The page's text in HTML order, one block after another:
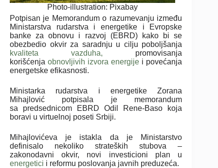
Photo-illustration: Pixabay
Potpisan je Memorandum o razumevanju između
Ministarstva rudarstva i energetike i Evropske
banke za obnovu i razvoj (EBRD) kako bi se
obezbedio okvir za saradnju u cilju poboljšanja
kvaliteta vazduha, promovisanja
korišćenjaobnovljivih izvora energije i povećanja
energetske efikasnosti.
Ministarka rudarstva i energetike Zorana
Mihajlović potpisala je memorandum
sa predsednicom EBRD Odil Rene-Baso koja
boravi u virtuelnoj poseti Srbiji.
Mihajlovićeva je istakla da je Ministarstvo
definisalo nekoliko strateških stubova –
zakonodavni okvir, novi investicioni plan u
energetici i reformu poslovanja javnih preduzeća.